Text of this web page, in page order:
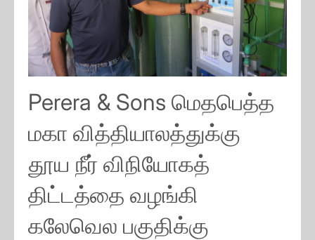
Perera & Sons மெதபெத்த
மகா வித்தியாலத்துக்கு
தூய நீர் விநியோகத்
திட்டத்தை வழங்கி
கலேவெல பகுதிக்கு